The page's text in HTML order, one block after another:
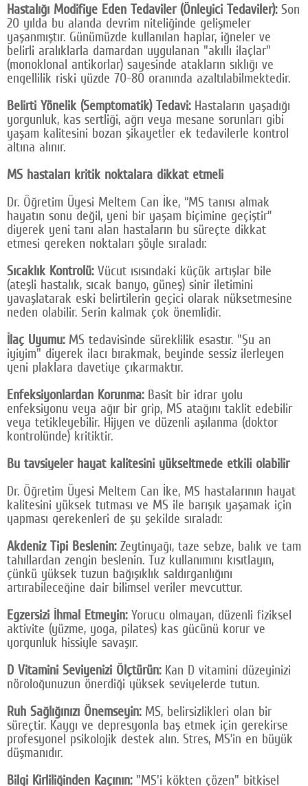
Hastalığı Modifiye Eden Tedaviler (Önleyici Tedaviler):Son
20 yılda bu alanda devrim niteliğinde gelişmeler
yaşanmıştır. Günümüzde kullanılan haplar, iğneler ve
belirli aralıklarla damardan uygulanan "akıllı ilaçlar"
(monoklonal antikorlar) sayesinde atakların sıklığı ve
engellilik riski yüzde 70-80 oranında azaltılabilmektedir.
Belirti Yönelik (Semptomatik) Tedavi: Hastaların yaşadığı
yorgunluk, kas sertliği, ağrı veya mesane sorunları gibi
yaşam kalitesini bozan şikayetler ek tedavilerle kontrol
altına alınır.
MS hastaları kritik noktalara dikkat etmeli
Dr. Öğretim Üyesi Meltem Can İke, “MS tanısı almak
hayatın sonu değil, yeni bir yaşam biçimine geçiştir”
diyerek yeni tanı alan hastaların bu süreçte dikkat
etmesi gereken noktaları şöyle sıraladı:
Sıcaklık Kontrolü: Vücut ısısındaki küçük artışlar bile
(ateşli hastalık, sıcak banyo, güneş) sinir iletimini
yavaşlatarak eski belirtilerin geçici olarak nüksetmesine
neden olabilir. Serin kalmak çok önemlidir.
İlaç Uyumu:MS tedavisinde süreklilik esastır. "Şu an
iyiyim" diyerek ilacı bırakmak, beyinde sessiz ilerleyen
yeni plaklara davetiye çıkarmaktır.
Enfeksiyonlardan Korunma:Basit bir idrar yolu
enfeksiyonu veya ağır bir grip, MS atağını taklit edebilir
veya tetikleyebilir. Hijyen ve düzenli aşılanma (doktor
kontrolünde) kritiktir.
Bu tavsiyeler hayat kalitesini yükseltmede etkili olabilir
Dr. Öğretim Üyesi Meltem Can İke, MS hastalarının hayat
kalitesini yüksek tutması ve MS ile barışık yaşamak için
yapması gerekenleri de şu şekilde sıraladı:
Akdeniz Tipi Beslenin: Zeytinyağı, taze sebze, balık ve tam
tahıllardan zengin beslenin. Tuz kullanımını kısıtlayın,
çünkü yüksek tuzun bağışıklık saldırganlığını
artırabileceğine dair bilimsel veriler mevcuttur.
Egzersizi İhmal Etmeyin:Yorucu olmayan, düzenli fiziksel
aktivite (yüzme, yoga, pilates) kas gücünü korur ve
yorgunluk hissiyle savaşır.
D Vitamini Seviyenizi Ölçtürün: Kan D vitamini düzeyinizi
nöroloğunuzun önerdiği yüksek seviyelerde tutun.
Ruh Sağlığınızı Önemseyin:MS, belirsizlikleri olan bir
süreçtir. Kaygı ve depresyonla baş etmek için gerekirse
profesyonel psikolojik destek alın. Stres, MS’in en büyük
düşmanıdır.
Bilgi Kirliliğinden Kaçının:"MS'i kökten çözen" bitkisel